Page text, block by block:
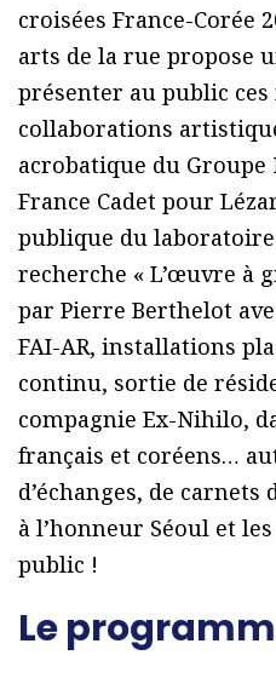
croisées France-Corée
arts de la rue propose
présenter au public
collaborations
acrobatique du Groupe
France Cadet pour
publique du
recherche « L’œuvre à
par Pierre Berthelot
FAI-AR, installations
continu, sortie de
compagnie Ex-Nihilo,
français et coréens…
d’échanges, de
à l’honneur Séoul et
public !
Le